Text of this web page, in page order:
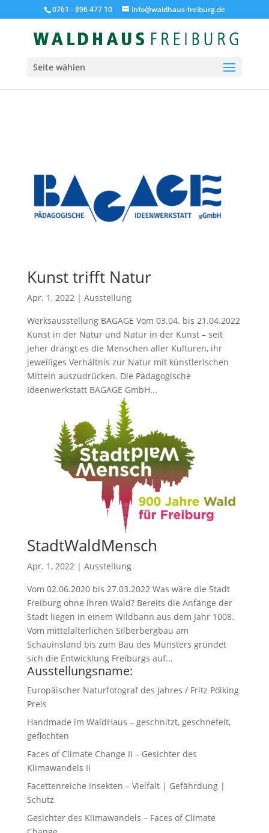
0761 - 896 477 10 info@waldhaus-freiburg.de
Seite wählen
Kunst trifft Natur
Apr. 1, 2022| Ausstellung
Werksausstellung BAGAGE Vom 03.04. bis 21.04.2022
Kunst in der Natur und Natur in der Kunst – seit
jeher drängt es die Menschen aller Kulturen, ihr
jeweiliges Verhältnis zur Natur mit künstlerischen
Mitteln auszudrücken. Die Pädagogische
Ideenwerkstatt BAGAGE GmbH...
StadtWaldMensch
Apr. 1, 2022| Ausstellung
Vom 02.06.2020 bis 27.03.2022 Was wäre die Stadt
Freiburg ohne ihren Wald? Bereits die Anfänge der
Stadt liegen in einem Wildbann aus dem Jahr 1008.
Vom mittelalterlichen Silberbergbau am
Schauinsland bis zum Bau des Münsters gründet
sich die Entwicklung Freiburgs auf...
Ausstellungsname:
Europäischer Naturfotograf des Jahres / Fritz Pölking
Preis
Handmade im WaldHaus – geschnitzt, geschnefelt,
geflochten
Faces of Climate Change II – Gesichter des
Klimawandels II
Facettenreiche Insekten – Vielfalt | Gefährdung |
Schutz
Gesichter des Klimawandels – Faces of Climate